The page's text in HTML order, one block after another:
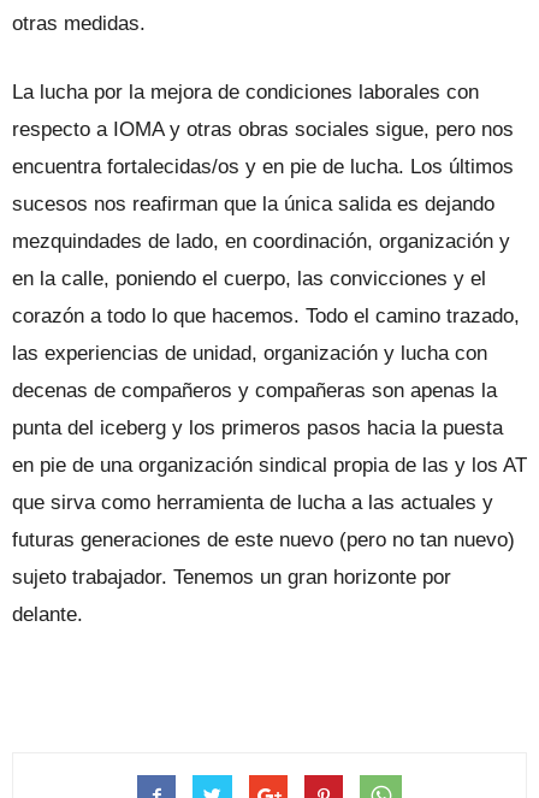
otras medidas.
La lucha por la mejora de condiciones laborales con
respecto a IOMA y otras obras sociales sigue, pero nos
encuentra fortalecidas/os y en pie de lucha. Los últimos
sucesos nos reafirman que la única salida es dejando
mezquindades de lado, en coordinación, organización y
en la calle, poniendo el cuerpo, las convicciones y el
corazón a todo lo que hacemos. Todo el camino trazado,
las experiencias de unidad, organización y lucha con
decenas de compañeros y compañeras son apenas la
punta del iceberg y los primeros pasos hacia la puesta
en pie de una organización sindical propia de las y los AT
que sirva como herramienta de lucha a las actuales y
futuras generaciones de este nuevo (pero no tan nuevo)
sujeto trabajador. Tenemos un gran horizonte por
delante.